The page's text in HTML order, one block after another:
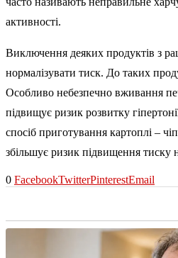
активності.
Виключення деяких продуктів з
нормалізувати тиск. До таких
Особливо небезпечно вживання
підвищує ризик розвитку
спосіб приготування картоплі –
збільшує ризик підвищення тиску
0 FacebookTwitterPinterestEmail